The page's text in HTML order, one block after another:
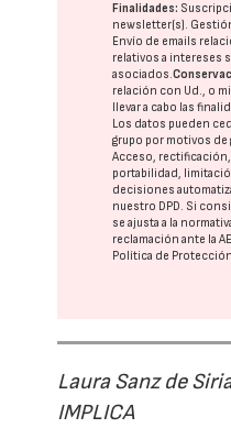
Finalidades:
newsletter(s).
Envío de emails
relativos a intereses
asociados.
relación con Ud., o
llevar a cabo las
Los datos pueden
grupo por motivos
Acceso,
portabilidad,
decisiones
nuestro DPD. Si
se ajusta a la
reclamación ante la
Política de
Laura Sanz de
IMPLICA